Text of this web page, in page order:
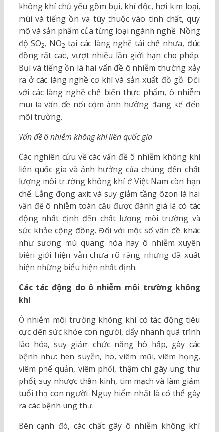
không khí chủ yếu gồm bụi, khí độc, hơi kim loại,
mùi và tiếng ồn và tùy thuộc vào tính chất, quy
mô và sản phẩm của từng loại ngành nghề. Nồng
độ SO2, NO2 tại các làng nghề tái chế nhựa, đúc
đồng rất cao, vượt nhiều lần giới hạn cho phép.
Bụi và tiếng ồn là hai vấn đề ô nhiễm thường xảy
ra ở các làng nghề cơ khí và sản xuất đồ gỗ. Đối
với các làng nghề chế biến thực phẩm, ô nhiễm
mùi là vấn đề nổi cộm ảnh hưởng đáng kể đến
môi trường.
Vấn đề ô nhiễm không khí liên quốc gia
Các nghiên cứu về các vấn đề ô nhiễm không khí
liên quốc gia và ảnh hưởng của chúng đến chất
lượng môi trường không khí ở Việt Nam còn hạn
chế. Lắng đọng axit và suy giảm tầng ôzon là hai
vấn đề ô nhiễm toàn cầu được đánh giá là có tác
động nhất định đến chất lượng môi trường và
sức khỏe cộng đồng. Đối với một số vấn đề khác
như sương mù quang hóa hay ô nhiễm xuyên
biên giới hiện vẫn chưa rõ ràng nhưng đã xuất
hiện những biểu hiện nhất định.
Các tác động do ô nhiễm môi trường không
khí
Ô nhiễm môi trường không khí có tác động tiêu
cực đến sức khỏe con người, đẩy nhanh quá trình
lão hóa, suy giảm chức năng hô hấp, gây các
bệnh như: hen suyễn, ho, viêm mũi, viêm họng,
viêm phế quản, viêm phổi, thậm chí gây ung thư
phổi; suy nhược thần kinh, tim mạch và làm giảm
tuổi thọ con người. Nguy hiểm nhất là có thể gây
ra các bệnh ung thư.
Bên cạnh đó, các chất gây ô nhiễm không khí